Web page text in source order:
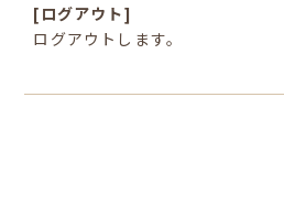
[ログアウト]
ログアウトします。